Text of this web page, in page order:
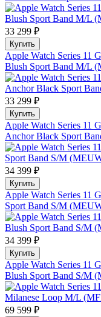
33 299 ₽
Купить
Apple Watch Series 11
Blush Sport Band M/L
33 299 ₽
Купить
Apple Watch Series 11
Anchor Black Sport
34 399 ₽
Купить
Apple Watch Series 11
Sport Band S/M
34 399 ₽
Купить
Apple Watch Series 11
Blush Sport Band S/M
69 599 ₽